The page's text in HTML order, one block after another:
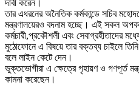
দাবী করেন।
তার এধরনের অনৈতিক কর্মকান্ডে সচিব
মন্ত্রণালয়েরও বদনাম হচ্ছে। এই সকল
কর্মচারী,প্রকৌশলী এবং সেবাগ্রহীতাদের
মুঠোফোনে এ বিষয়ে তার বক্তব্য চাইলে
বলে লাইন কেটে দেন।
ভুক্তভোগীরা এ ক্ষেত্রে গৃহায়ণ ও গণপূর্ত
কামনা করেছেন।